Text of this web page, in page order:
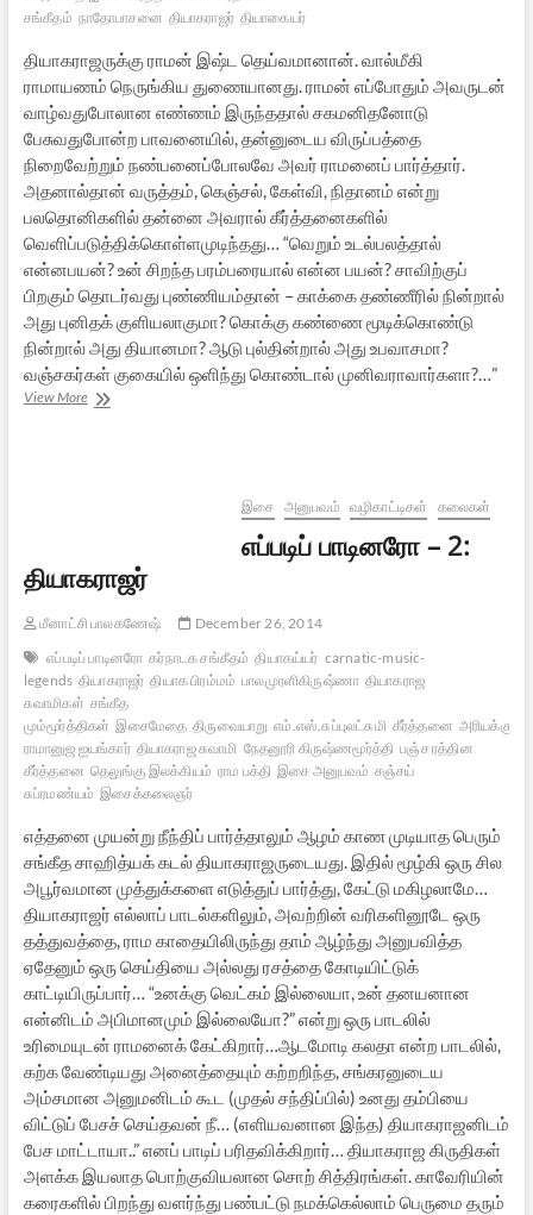
சங்கீதம் நாதோபாசனை தியாகராஜர் தியாகையர்
தியாகராஜருக்கு ராமன் இஷ்ட தெய்வமானான். வால்மீகி
ராமாயணம் நெருங்கிய துணையானது. ராமன் எப்போதும் அவருடன்
வாழ்வதுபோலான எண்ணம் இருந்ததால் சகமனிதனோடு
பேசுவதுபோன்ற பாவனையில், தன்னுடைய விருப்பத்தை
நிறைவேற்றும் நண்பனைப்போலவே அவர் ராமனைப் பார்த்தார்.
அதனால்தான் வருத்தம், கெஞ்சல், கேள்வி, நிதானம் என்று
பலதொனிகளில் தன்னை அவரால் கீர்த்தனைகளில்
வெளிப்படுத்திக்கொள்ளமுடிந்தது… “வெறும் உடல்பலத்தால்
என்னபயன்? உன் சிறந்த பரம்பரையால் என்ன பயன்? சாவிற்குப்
பிறகும் தொடர்வது புண்ணியம்தான் – காக்கை தண்ணீரில் நின்றால்
அது புனிதக் குளியலாகுமா? கொக்கு கண்ணை மூடிக்கொண்டு
நின்றால் அது தியானமா? ஆடு புல்தின்றால் அது உபவாசமா?
வஞ்சகர்கள் குகையில் ஒளிந்து கொண்டால் முனிவராவார்களா?…”
View Moreதியாகராஜரின்
இசை அனுபவம் வழிகாட்டிகள் கலைகள்
எப்படிப் பாடினரோ – 2:
தியாகராஜர்
மீனாட்சி பாலகணேஷ்
December 26, 2014
எப்படிப் பாடினரோ கர்நாடக சங்கீதம் தியாகய்யர் carnatic-music-
legends தியாகராஜர் தியாக பிரம்மம் பாலமுரளிகிருஷ்ணா தியாகராஜ
சுவாமிகள் சங்கீத
மும்மூர்த்திகள் இசைமேதை திருவையாறு எம்.எஸ்.சுப்புலட்சுமி கீர்த்தனை அரியக்குடி
ராமானுஜ ஐயங்கார் தியாகராஜ சுவாமி நேதனூரி கிருஷ்ணமூர்த்தி பஞ்ச ரத்தின
கீர்த்தனை தெலுங்கு இலக்கியம் ராம பக்தி இசை அனுபவம் சஞ்சய்
சுப்ரமண்யம் இசைக்கலைஞர்
எத்தனை முயன்று நீந்திப் பார்த்தாலும் ஆழம் காண முடியாத பெரும்
சங்கீத சாஹித்யக் கடல் தியாகராஜருடையது. இதில் மூழ்கி ஒரு சில
அபூர்வமான முத்துக்களை எடுத்துப் பார்த்து, கேட்டு மகிழலாமே…
தியாகராஜர் எல்லாப் பாடல்களிலும், அவற்றின் வரிகளினூடே ஒரு
தத்துவத்தை, ராம காதையிலிருந்து தாம் ஆழ்ந்து அனுபவித்த
ஏதேனும் ஒரு செய்தியை அல்லது ரசத்தை கோடியிட்டுக்
காட்டியிருப்பார்… “உனக்கு வெட்கம் இல்லையா, உன் தனயனான
என்னிடம் அபிமானமும் இல்லையோ?” என்று ஒரு பாடலில்
உரிமையுடன் ராமனைக் கேட்கிறார்…ஆடமோடி கலதா என்ற பாடலில்,
கற்க வேண்டியது அனைத்தையும் கற்றறிந்த, சங்கரனுடைய
அம்சமான அனுமனிடம் கூட (முதல் சந்திப்பில்) உனது தம்பியை
விட்டுப் பேசச் செய்தவன் நீ… (எளியவனான இந்த) தியாகராஜனிடம்
பேச மாட்டாயா..” எனப் பாடிப் பரிதவிக்கிறார்… தியாகராஜ கிருதிகள்
அளக்க இயலாத பொற்குவியலான சொற் சித்திரங்கள். காவேரியின்
கரைகளில் பிறந்து வளர்ந்து பண்பட்டு நமக்கெல்லாம் பெருமை தரும்